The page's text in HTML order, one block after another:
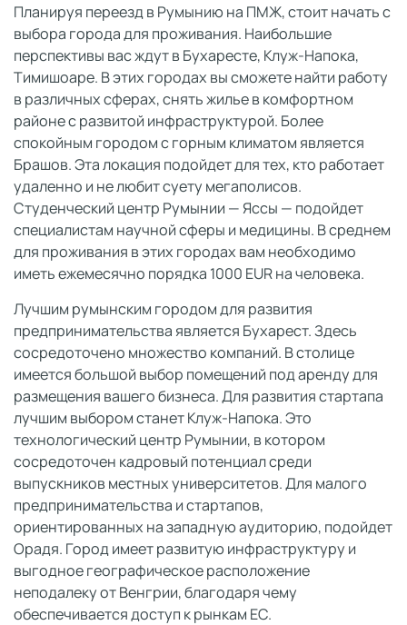
Планируя переезд в Румынию на ПМЖ, стоит начать с
выбора города для проживания. Наибольшие
перспективы вас ждут в Бухаресте, Клуж-Напока,
Тимишоаре. В этих городах вы сможете найти работу
в различных сферах, снять жилье в комфортном
районе с развитой инфраструктурой. Более
спокойным городом с горным климатом является
Брашов. Эта локация подойдет для тех, кто работает
удаленно и не любит суету мегаполисов.
Студенческий центр Румынии — Яссы — подойдет
специалистам научной сферы и медицины. В среднем
для проживания в этих городах вам необходимо
иметь ежемесячно порядка 1000 EUR на человека.
Лучшим румынским городом для развития
предпринимательства является Бухарест. Здесь
сосредоточено множество компаний. В столице
имеется большой выбор помещений под аренду для
размещения вашего бизнеса. Для развития стартапа
лучшим выбором станет Клуж-Напока. Это
технологический центр Румынии, в котором
сосредоточен кадровый потенциал среди
выпускников местных университетов. Для малого
предпринимательства и стартапов,
ориентированных на западную аудиторию, подойдет
Орадя. Город имеет развитую инфраструктуру и
выгодное географическое расположение
неподалеку от Венгрии, благодаря чему
обеспечивается доступ к рынкам ЕС.